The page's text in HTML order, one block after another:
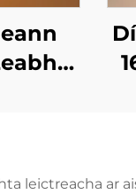
leictreacha ar